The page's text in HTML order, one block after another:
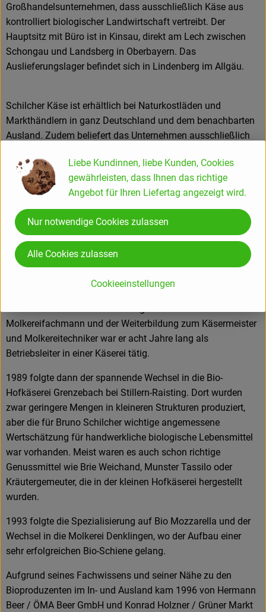
Großhandelsunternehmen, dass ausschließlich Käse aus
kontrolliert biologischer Landwirtschaft vertreibt. Der
Hauptsitz mit Büro ist in Kinsau, direkt am Lech zwischen
Schongau und Landsberg in Oberbayern. Das
Auslieferungslager befindet sich in Lindenberg im Allgäu.
Schilcher Käse ist erhältlich bei Naturkostläden und
Markthändlern in ganz Deutschland und dem benachbarten
Ausland. Zudem beliefert das Unternehmen ausschließlich
allen wichtigen Herkunftsregionen, regional aus dem Allgäu
und Deutschland und international mit Klassikern und
exklusiven Spezialitäten, hauptsächlich aus der Schweiz,
Frankreich, Italien, Österreich und Holland.
1957 wurde Bruno Schilcher, der Gründer der Schilcher Käse
GmbH, in Kinsau am Lechrain zwischen Schongau und
Landsberg geboren. Auf dem elterlichen Hof hatte er schon
früh Kontakt zur Milchwirtschaft, der naturnahen
Molkereifachmann und der Weiterbildung zum Käsermeister
und Molkereitechniker war er acht Jahre lang als
Betriebsleiter in einer Käserei tätig.
1989 folgte dann der spannende Wechsel in die Bio-
Hofkäserei Grenzebach bei Stillern-Raisting. Dort wurden
zwar geringere Mengen in kleineren Strukturen produziert,
aber die für Bruno Schilcher wichtige angemessene
Wertschätzung für handwerkliche biologische Lebensmittel
war vorhanden. Meist waren es auch schon richtige
Genussmittel wie Brie Weichand, Munster Tassilo oder
Kräutergemeuter, die in der kleinen Hofkäserei hergestellt
wurden.
1993 folgte die Spezialisierung auf Bio Mozzarella und der
Wechsel in die Molkerei Denklingen, wo der Aufbau einer
sehr erfolgreichen Bio-Schiene gelang.
Aufgrund seines Fachwissens und seiner Nähe zu den
Bioproduzenten im In- und Ausland kam 1996 von Hermann
Beer / ÖMA Beer GmbH und Konrad Holzner / Grüner Markt
Liebe Kundinnen, liebe Kunden, Cookies
gewährleisten, dass Ihnen das richtige
Angebot für Ihren Liefertag angezeigt wird.
Cookieeinstellungen
Nur notwendige Cookies zulassen
Alle Cookies zulassen